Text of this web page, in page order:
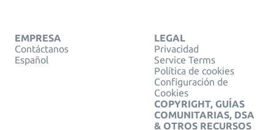
EMPRESA
Contáctanos
Español
LEGAL
Privacidad
Service Terms
Política de cookies
Configuración de
Cookies
COPYRIGHT, GUÍAS
COMUNITARIAS, DSA
& OTROS RECURSOS